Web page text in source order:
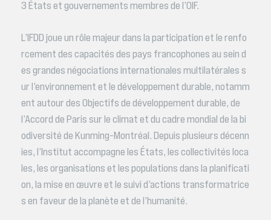
3 États et gouvernements membres de l’OIF.
L’IFDD joue un rôle majeur dans la participation et le renfo
rcement des capacités des pays francophones au sein d
es grandes négociations internationales multilatérales s
ur l’environnement et le développement durable, notamm
ent autour des Objectifs de développement durable, de
l’Accord de Paris sur le climat et du cadre mondial de la bi
odiversité de Kunming-Montréal. Depuis plusieurs décenn
ies, l’Institut accompagne les États, les collectivités loca
les, les organisations et les populations dans la planificati
on, la mise en œuvre et le suivi d’actions transformatrice
s en faveur de la planète et de l’humanité.